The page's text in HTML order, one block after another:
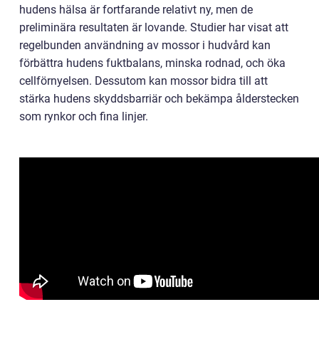
hudens hälsa är fortfarande relativt ny, men de
preliminära resultaten är lovande. Studier har visat att
regelbunden användning av mossor i hudvård kan
förbättra hudens fuktbalans, minska rodnad, och öka
cellförnyelsen. Dessutom kan mossor bidra till att
stärka hudens skyddsbarriär och bekämpa ålderstecken
som rynkor och fina linjer.